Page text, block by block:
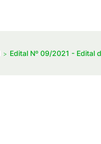
Edital Nº 09/2021 - Edital